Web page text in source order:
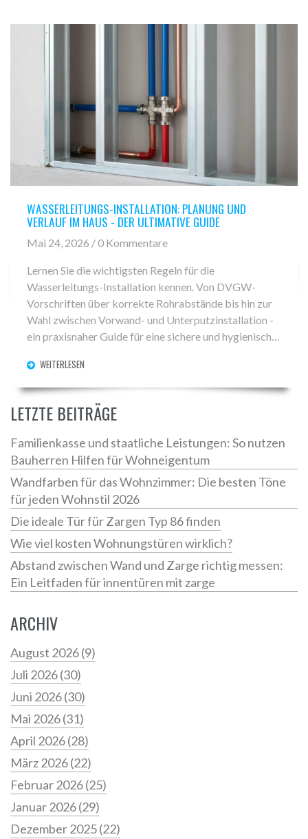
WASSERLEITUNGS-INSTALLATION: PLANUNG UND
VERLAUF IM HAUS - DER ULTIMATIVE GUIDE
Mai 24, 2026 / 0 Kommentare
Lernen Sie die wichtigsten Regeln für die
Wasserleitungs-Installation kennen. Von DVGW-
Vorschriften über korrekte Rohrabstände bis hin zur
Wahl zwischen Vorwand- und Unterputzinstallation -
ein praxisnaher Guide für eine sichere und hygienische
WEITERLESEN
LETZTE BEITRÄGE
Familienkasse und staatliche Leistungen: So nutzen
Bauherren Hilfen für Wohneigentum
Wandfarben für das Wohnzimmer: Die besten Töne
für jeden Wohnstil 2026
Die ideale Tür für Zargen Typ 86 finden
Wie viel kosten Wohnungstüren wirklich?
Abstand zwischen Wand und Zarge richtig messen:
Ein Leitfaden für innentüren mit zarge
ARCHIV
August 2026(9)
Juli 2026(30)
Juni 2026(30)
Mai 2026(31)
April 2026(28)
März 2026(22)
Februar 2026(25)
Januar 2026(29)
Dezember 2025(22)